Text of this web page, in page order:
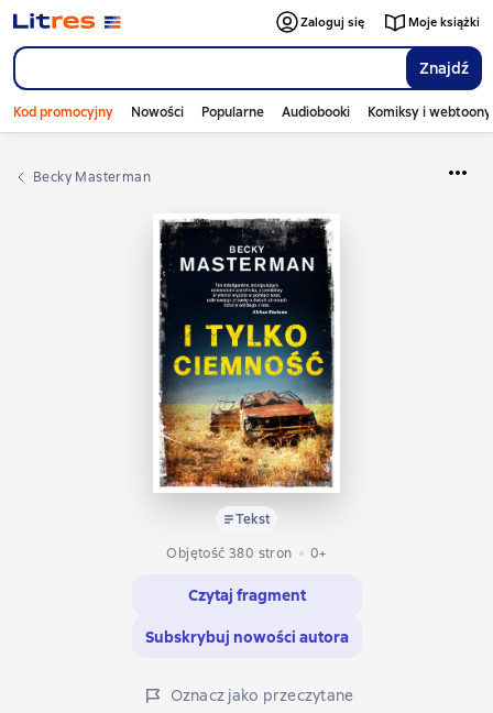
Znajdź
Zaloguj się Moje książki
Kod promocyjny Nowości Popularne Audiobooki Komiksy i webtoony
Becky Masterman
Tekst
Objętość 380 stron
0+
Czytaj fragment
Subskrybuj nowości autora
Oznacz jako przeczytane